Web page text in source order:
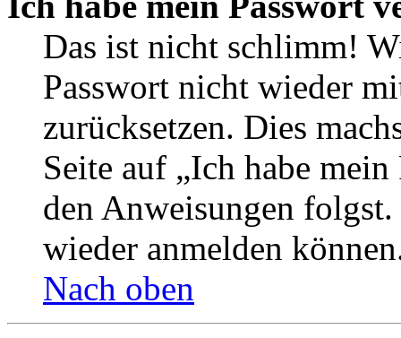
Das ist nicht schlimm!
Passwort nicht wieder
zurücksetzen. Dies
Seite auf „Ich habe
den Anweisungen
wieder anmelden
Nach oben